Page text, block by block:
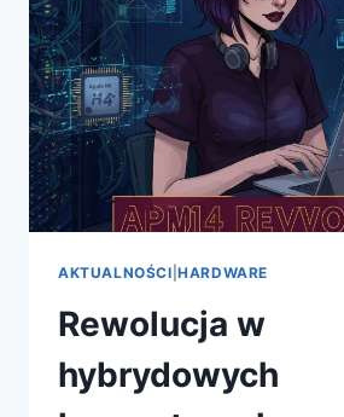
ROKU
–
SUBLIME
I
ZMIENIA
WINDOWS
AKTUALNOŚCI |HARDWARE
Rewolucja w
hybrydowych